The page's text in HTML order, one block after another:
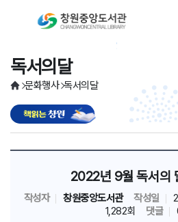
문화행사 독서의달
독서의달
2022년 9월 독서의
작성자 창원중앙도서관 작성일
1,282회
댓글